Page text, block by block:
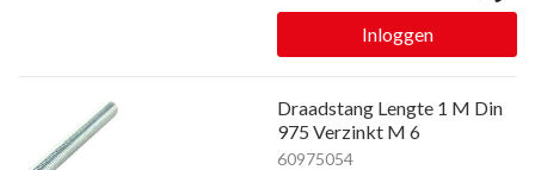
Inloggen
Draadstang Lengte 1 M Din
975 Verzinkt M 6
60975054